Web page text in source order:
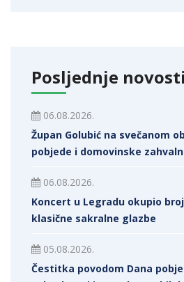
Posljednje novosti
06.08.2026.
Župan Golubić na svečanom
pobjede i domovinske
06.08.2026.
Koncert u Legradu okupio
klasične sakralne glazbe
05.08.2026.
Čestitka povodom Dana